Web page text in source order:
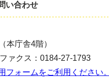
い合わせ
本庁舎4階）
ァクス：0184-27-1793
フォームをご利用ください。